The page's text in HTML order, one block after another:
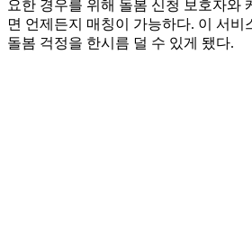
요한 경우를 위해 돌봄 신청 보호자와
면 언제든지 매칭이 가능하다. 이 서비
돌봄 걱정을 한시름 덜 수 있게 됐다.